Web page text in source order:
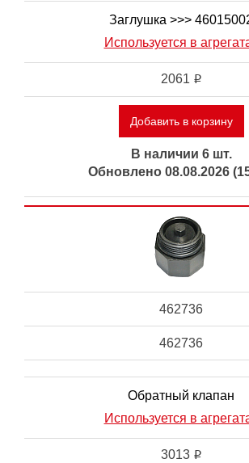
Заглушка >>>
Используется в
2061 i
Добавить в корзину
В наличии 6 шт.
Обновлено 08.08.2026
462736
462736
Обратный клапан
Используется в
3013 i